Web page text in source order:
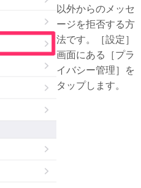
以外からのメッセ
ージを拒否する方
法です。［設定］
画面にある［プラ
イバシー管理］を
タップします。